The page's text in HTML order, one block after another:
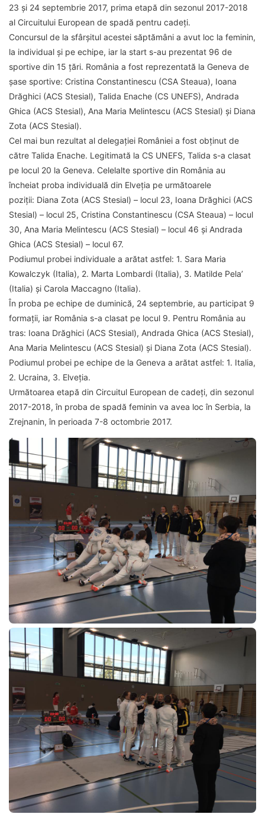
23 și 24 septembrie 2017, prima etapă din sezonul 2017-2018
al Circuitului European de spadă pentru cadeți.
Concursul de la sfârșitul acestei săptămâni a avut loc la feminin,
la individual și pe echipe, iar la start s-au prezentat 96 de
sportive din 15 țări. România a fost reprezentată la Geneva de
șase sportive: Cristina Constantinescu (CSA Steaua), Ioana
Drăghici (ACS Stesial), Talida Enache (CS UNEFS), Andrada
Ghica (ACS Stesial), Ana Maria Melintescu (ACS Stesial) și Diana
Zota (ACS Stesial).
Cel mai bun rezultat al delegației României a fost obținut de
către Talida Enache. Legitimată la CS UNEFS, Talida s-a clasat
pe locul 20 la Geneva. Celelalte sportive din România au
încheiat proba individuală din Elveția pe următoarele
poziții: Diana Zota (ACS Stesial) – locul 23, Ioana Drăghici (ACS
Stesial) – locul 25, Cristina Constantinescu (CSA Steaua) – locul
30, Ana Maria Melintescu (ACS Stesial) – locul 46 și Andrada
Ghica (ACS Stesial) – locul 67.
Podiumul probei individuale a arătat astfel: 1. Sara Maria
Kowalczyk (Italia), 2. Marta Lombardi (Italia), 3. Matilde Pela’
(Italia) și Carola Maccagno (Italia).
În proba pe echipe de duminică, 24 septembrie, au participat 9
formații, iar România s-a clasat pe locul 9. Pentru România au
tras: Ioana Drăghici (ACS Stesial), Andrada Ghica (ACS Stesial),
Ana Maria Melintescu (ACS Stesial) și Diana Zota (ACS Stesial).
Podiumul probei pe echipe de la Geneva a arătat astfel: 1. Italia,
2. Ucraina, 3. Elveția.
Următoarea etapă din Circuitul European de cadeți, din sezonul
2017-2018, în proba de spadă feminin va avea loc în Serbia, la
Zrejnanin, în perioada 7-8 octombrie 2017.